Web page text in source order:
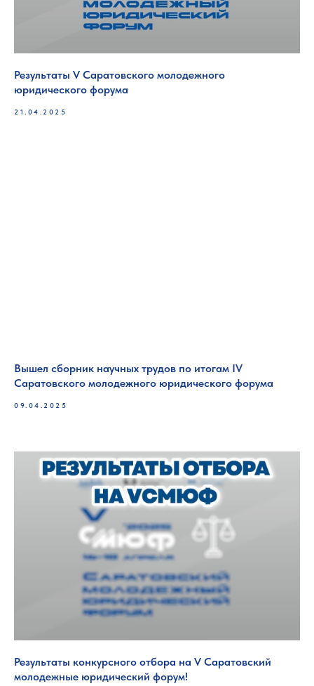
Результаты V Саратовского молодежного
юридического форума
21.04.2025
Вышел сборник научных трудов по итогам IV
Саратовского молодежного юридического форума
09.04.2025
Результаты конкурсного отбора на V Саратовский
молодежные юридический форум!